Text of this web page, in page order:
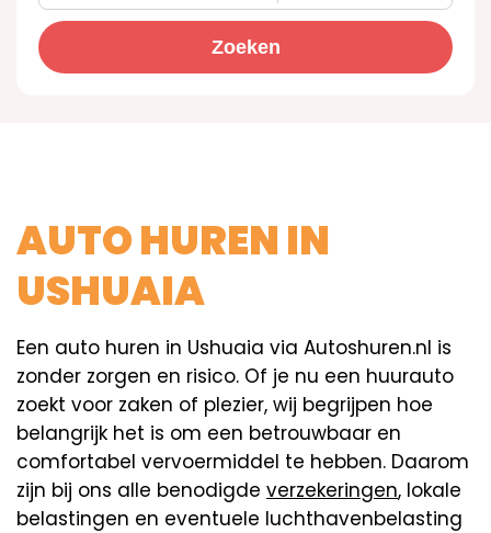
Zoeken
AUTO HUREN IN
USHUAIA
Een auto huren in Ushuaia via Autoshuren.nl is
zonder zorgen en risico. Of je nu een huurauto
zoekt voor zaken of plezier, wij begrijpen hoe
belangrijk het is om een betrouwbaar en
comfortabel vervoermiddel te hebben. Daarom
zijn bij ons alle benodigde verzekeringen, lokale
belastingen en eventuele luchthavenbelasting